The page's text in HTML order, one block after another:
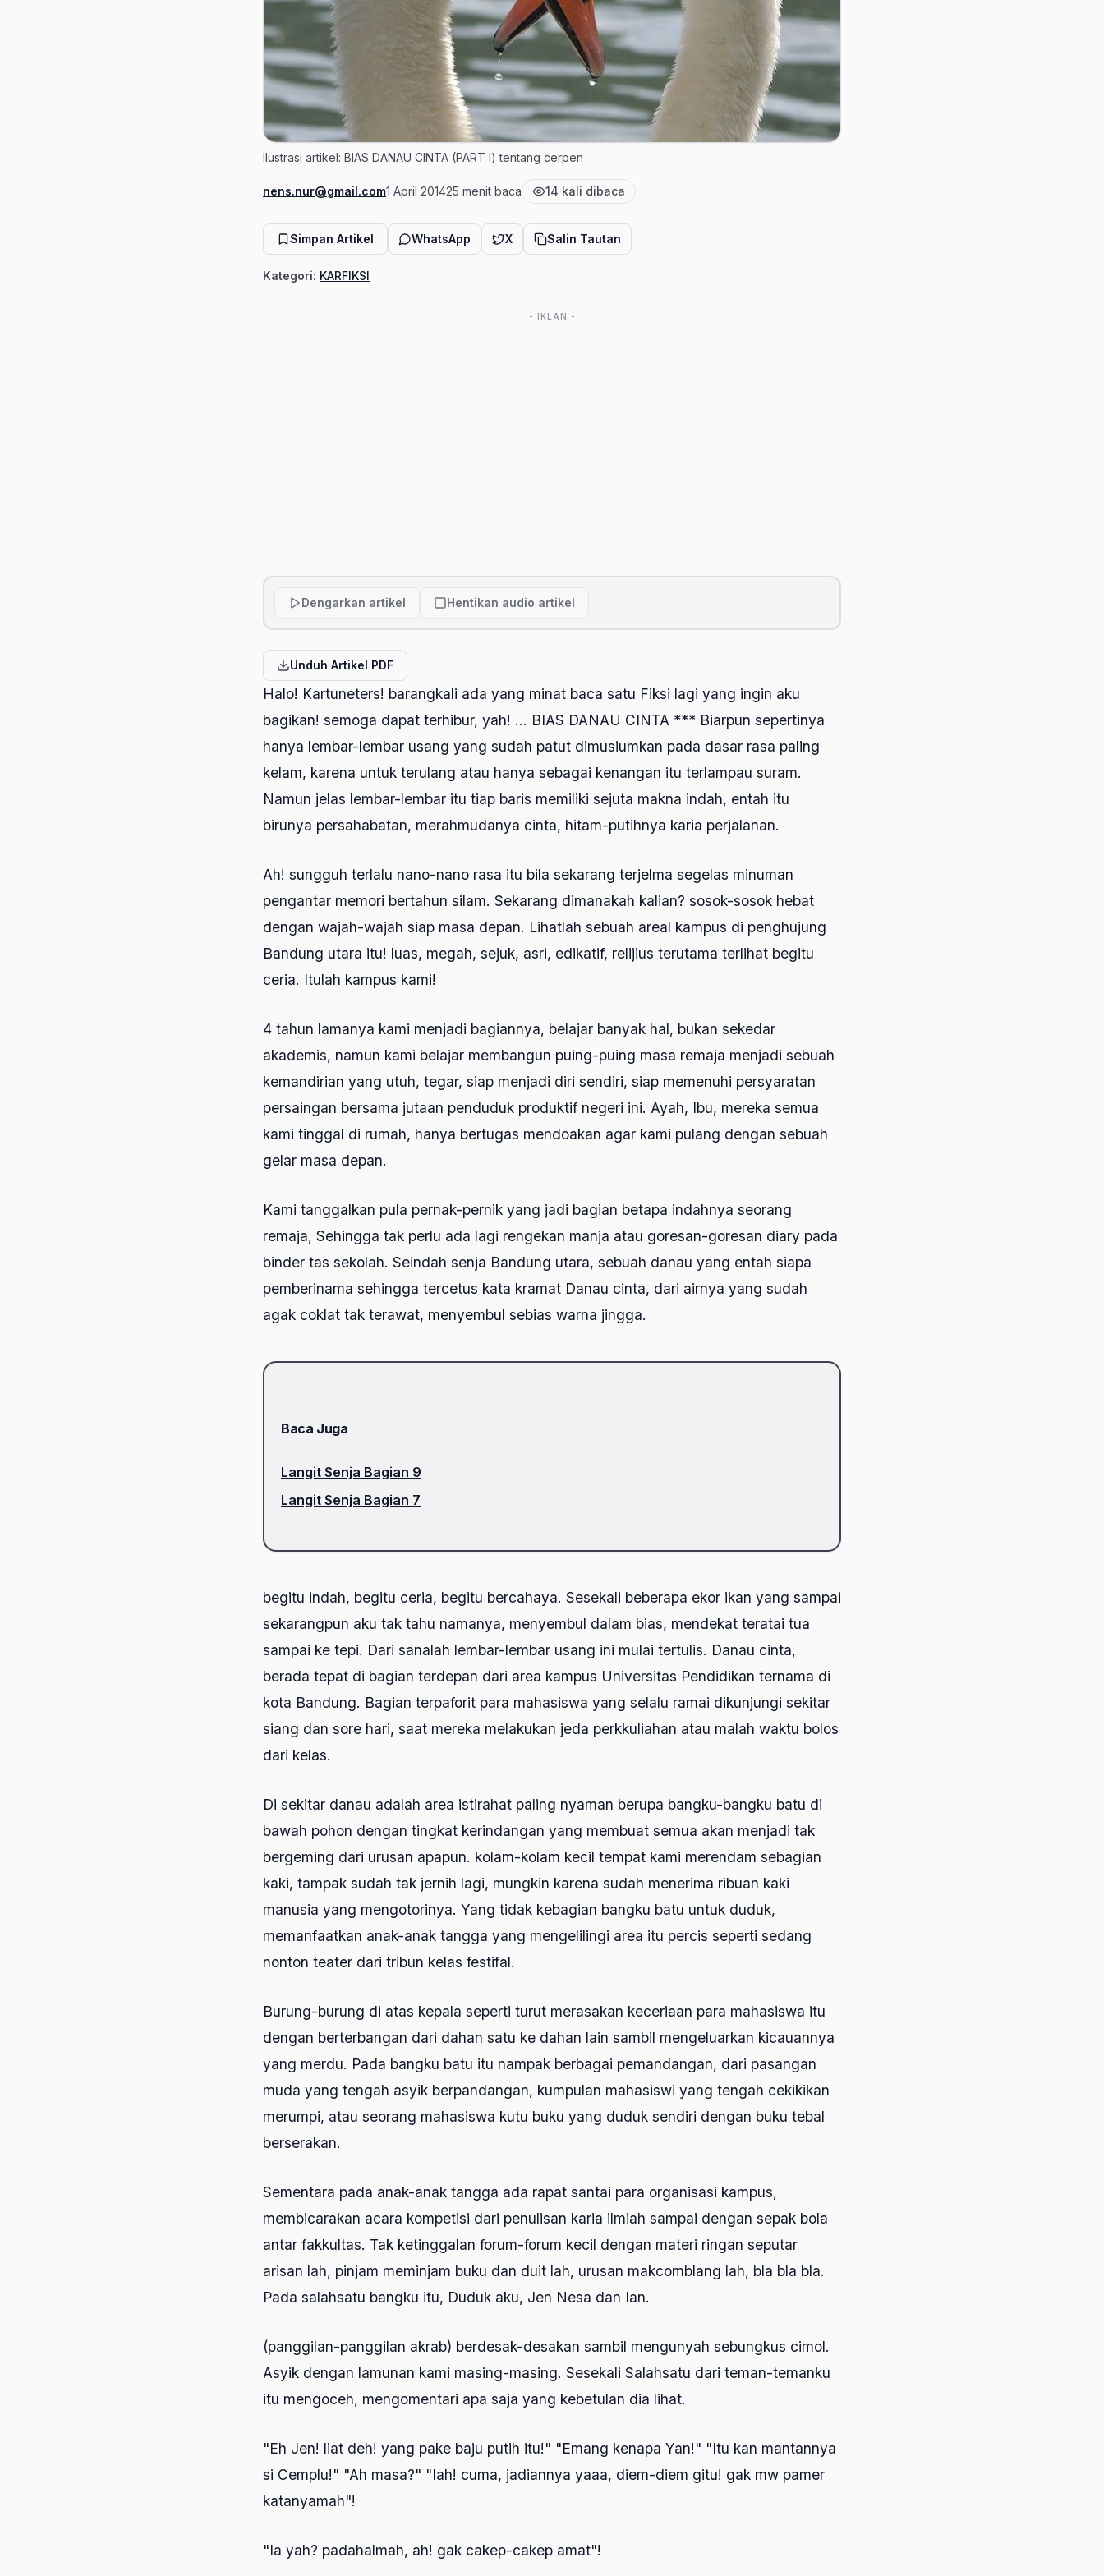
Ilustrasi artikel: BIAS DANAU CINTA (PART I) tentang cerpen
Penulis
nens.nur@gmail.comTanggal terbit
1 April 2014Estimasi waktu baca
25 menit baca Jumlah pembaca
14 kali dibaca
Simpan Artikel WhatsApp X Salin Tautan
Kategori: KARFIKSI
- IKLAN -
Dengarkan artikel Hentikan audio artikel
Unduh Artikel PDF
Halo! Kartuneters! barangkali ada yang minat baca satu Fiksi lagi yang ingin aku
bagikan! semoga dapat terhibur, yah! ... BIAS DANAU CINTA *** Biarpun sepertinya
hanya lembar-lembar usang yang sudah patut dimusiumkan pada dasar rasa paling
kelam, karena untuk terulang atau hanya sebagai kenangan itu terlampau suram.
Namun jelas lembar-lembar itu tiap baris memiliki sejuta makna indah, entah itu
birunya persahabatan, merahmudanya cinta, hitam-putihnya karia perjalanan.
Ah! sungguh terlalu nano-nano rasa itu bila sekarang terjelma segelas minuman
pengantar memori bertahun silam. Sekarang dimanakah kalian? sosok-sosok hebat
dengan wajah-wajah siap masa depan. Lihatlah sebuah areal kampus di penghujung
Bandung utara itu! luas, megah, sejuk, asri, edikatif, relijius terutama terlihat begitu
ceria. Itulah kampus kami!
4 tahun lamanya kami menjadi bagiannya, belajar banyak hal, bukan sekedar
akademis, namun kami belajar membangun puing-puing masa remaja menjadi sebuah
kemandirian yang utuh, tegar, siap menjadi diri sendiri, siap memenuhi persyaratan
persaingan bersama jutaan penduduk produktif negeri ini. Ayah, Ibu, mereka semua
kami tinggal di rumah, hanya bertugas mendoakan agar kami pulang dengan sebuah
gelar masa depan.
Kami tanggalkan pula pernak-pernik yang jadi bagian betapa indahnya seorang
remaja, Sehingga tak perlu ada lagi rengekan manja atau goresan-goresan diary pada
binder tas sekolah. Seindah senja Bandung utara, sebuah danau yang entah siapa
pemberinama sehingga tercetus kata kramat Danau cinta, dari airnya yang sudah
agak coklat tak terawat, menyembul sebias warna jingga.
Baca Juga
Langit Senja Bagian 9
Langit Senja Bagian 7
begitu indah, begitu ceria, begitu bercahaya. Sesekali beberapa ekor ikan yang sampai
sekarangpun aku tak tahu namanya, menyembul dalam bias, mendekat teratai tua
sampai ke tepi. Dari sanalah lembar-lembar usang ini mulai tertulis. Danau cinta,
berada tepat di bagian terdepan dari area kampus Universitas Pendidikan ternama di
kota Bandung. Bagian terpaforit para mahasiswa yang selalu ramai dikunjungi sekitar
siang dan sore hari, saat mereka melakukan jeda perkkuliahan atau malah waktu bolos
dari kelas.
Di sekitar danau adalah area istirahat paling nyaman berupa bangku-bangku batu di
bawah pohon dengan tingkat kerindangan yang membuat semua akan menjadi tak
bergeming dari urusan apapun. kolam-kolam kecil tempat kami merendam sebagian
kaki, tampak sudah tak jernih lagi, mungkin karena sudah menerima ribuan kaki
manusia yang mengotorinya. Yang tidak kebagian bangku batu untuk duduk,
memanfaatkan anak-anak tangga yang mengelilingi area itu percis seperti sedang
nonton teater dari tribun kelas festifal.
Burung-burung di atas kepala seperti turut merasakan keceriaan para mahasiswa itu
dengan berterbangan dari dahan satu ke dahan lain sambil mengeluarkan kicauannya
yang merdu. Pada bangku batu itu nampak berbagai pemandangan, dari pasangan
muda yang tengah asyik berpandangan, kumpulan mahasiswi yang tengah cekikikan
merumpi, atau seorang mahasiswa kutu buku yang duduk sendiri dengan buku tebal
berserakan.
Sementara pada anak-anak tangga ada rapat santai para organisasi kampus,
membicarakan acara kompetisi dari penulisan karia ilmiah sampai dengan sepak bola
antar fakkultas. Tak ketinggalan forum-forum kecil dengan materi ringan seputar
arisan lah, pinjam meminjam buku dan duit lah, urusan makcomblang lah, bla bla bla.
Pada salahsatu bangku itu, Duduk aku, Jen Nesa dan Ian.
(panggilan-panggilan akrab) berdesak-desakan sambil mengunyah sebungkus cimol.
Asyik dengan lamunan kami masing-masing. Sesekali Salahsatu dari teman-temanku
itu mengoceh, mengomentari apa saja yang kebetulan dia lihat.
"Eh Jen! liat deh! yang pake baju putih itu!" "Emang kenapa Yan!" "Itu kan mantannya
si Cemplu!" "Ah masa?" "Iah! cuma, jadiannya yaaa, diem-diem gitu! gak mw pamer
katanyamah"!
"Ia yah? padahalmah, ah! gak cakep-cakep amat"!